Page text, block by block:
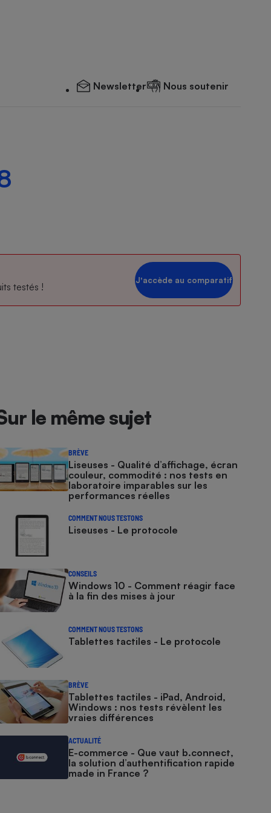
Newsletter Nous soutenir
testés !
Jʼaccède au comparatif
le même sujet
BRÈVE
Liseuses - Qualité d’affichage, écran
couleur, commodité : nos tests en
laboratoire imparables sur les
performances réelles
COMMENT NOUS TESTONS
Liseuses - Le protocole
CONSEILS
Windows 10 - Comment réagir face
à la fin des mises à jour
COMMENT NOUS TESTONS
Tablettes tactiles - Le protocole
BRÈVE
Tablettes tactiles - iPad, Android,
Windows : nos tests révèlent les
vraies différences
ACTUALITÉ
E-commerce - Que vaut b.connect,
la solution d’authentification rapide
made in France ?